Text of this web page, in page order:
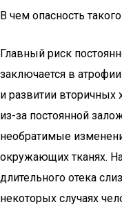
В чем опасность
Главный риск
заключается в
и развитии вторичных
из-за постоянной
необратимые
окружающих тканях.
длительного отека
некоторых случаях